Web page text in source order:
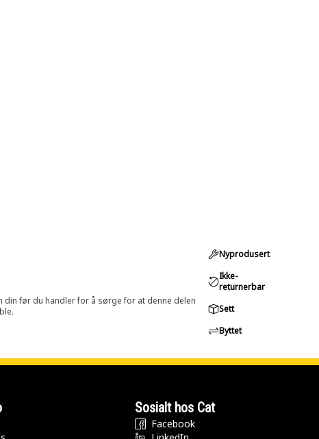
din før du handler for å sørge for at denne delen
Nyprodusert
Ikke-
returnerbar
Sett
Byttet
Sosialt hos Cat
Facebook